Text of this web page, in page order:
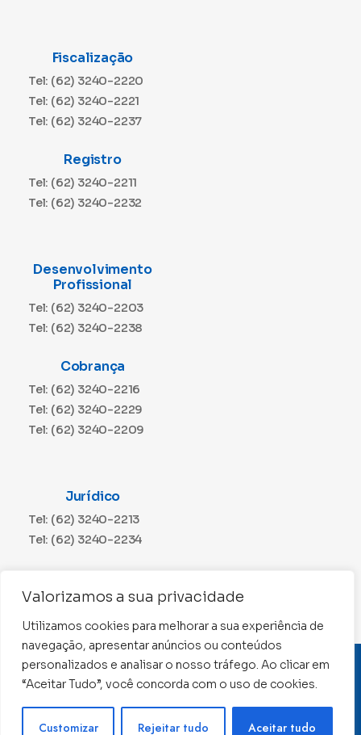
Valorizamos a sua privacidade
Utilizamos cookies para melhorar a sua experiência de
navegação, apresentar anúncios ou conteúdos
personalizados e analisar o nosso tráfego. Ao clicar em
“Aceitar Tudo”, você concorda com o uso de cookies.
Customizar Rejeitar tudo Aceitar tudo
Fiscalização
Tel: (62) 3240-2220
Tel: (62) 3240-2221
Tel: (62) 3240-2237
Registro
Tel: (62) 3240-2211
Tel: (62) 3240-2232
Desenvolvimento
Profissional
Tel: (62) 3240-2203
Tel: (62) 3240-2238
Cobrança
Tel: (62) 3240-2216
Tel: (62) 3240-2229
Tel: (62) 3240-2209
Jurídico
Tel: (62) 3240-2213
Tel: (62) 3240-2234
Tel: (62) 3240-2230
CNPJ: 01.015.676/0001-11
Conselho Regional de Contabilidade de Goiás 2022 –
Todos os direitos reservados
Precisa de ajuda ?